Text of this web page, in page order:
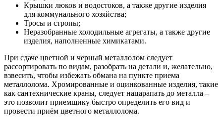
Крышки люков и водостоков, а также другие изделия
для коммунального хозяйства;
Тросы и стропы;
Неразобранные холодильные агрегаты, а также другие
изделия, наполненные химикатами.
При сдаче цветной и черный металлолом следует
рассортировать по видам, разобрать на детали и, желательно,
взвесить, чтобы избежать обмана на пункте приема
металлолома. Хромированные и оцинкованные изделия, такие
как сантехнические краны, следует нацарапать до металла –
это позволит приемщику быстро определить его вид и
провести приём цветного металлолома.